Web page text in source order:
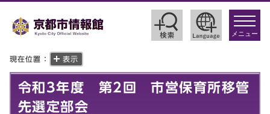
toggle
メニュー
現在位置： 表示
令和3年度 第2回 市営保育所移管
先選定部会